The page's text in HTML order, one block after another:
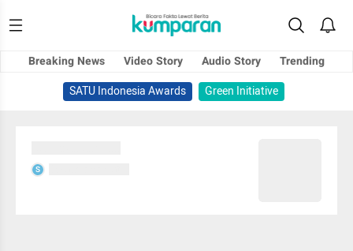
Breaking News Video Story Audio Story
Trending
SATU Indonesia Awards
Green Initiative
S